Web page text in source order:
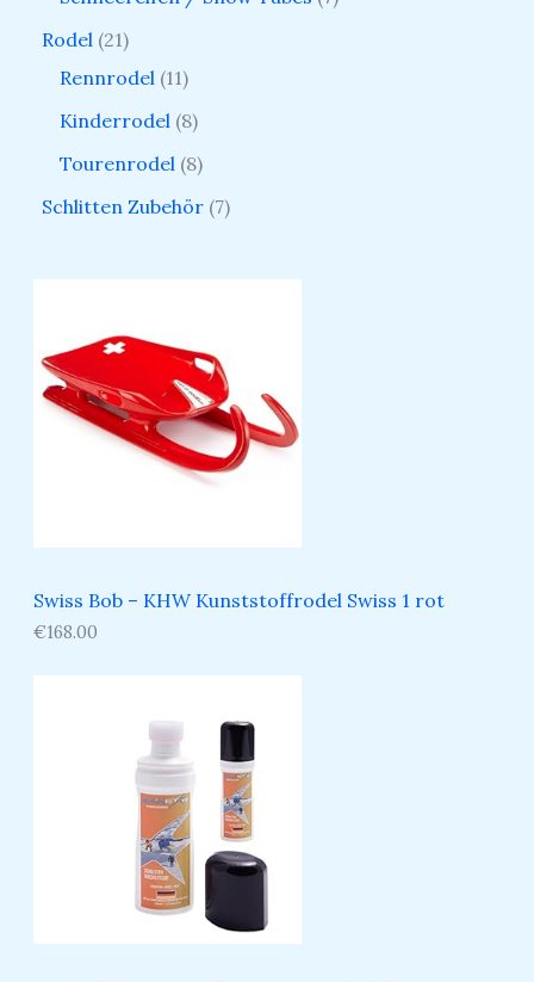
Rodel 21
Rennrodel 11
Kinderrodel 8
Tourenrodel 8
Schlitten Zubehör 7
Swiss Bob – KHW Kunststoffrodel Swiss 1 rot
€168.00